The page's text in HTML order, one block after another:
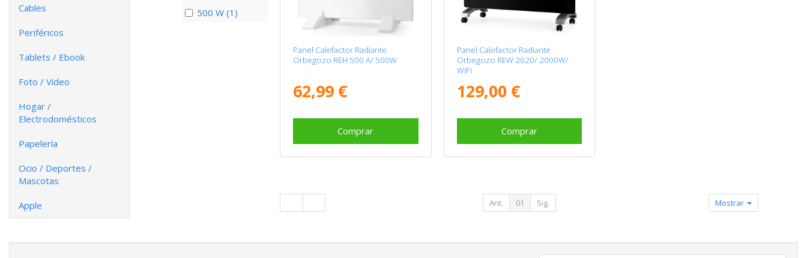
Cables
Periféricos
Tablets / Ebook
Foto / Video
Hogar /
Electrodomésticos
Papelería
Ocio / Deportes /
Mascotas
Apple
500 W (1)
Panel Calefactor Radiante
Orbegozo REH 500 A/ 500W
62,99 €
Comprar
Panel Calefactor Radiante
Orbegozo REW 2020/ 2000W/
WiFi
129,00 €
Comprar
Ant. 01 Sig. Mostrar